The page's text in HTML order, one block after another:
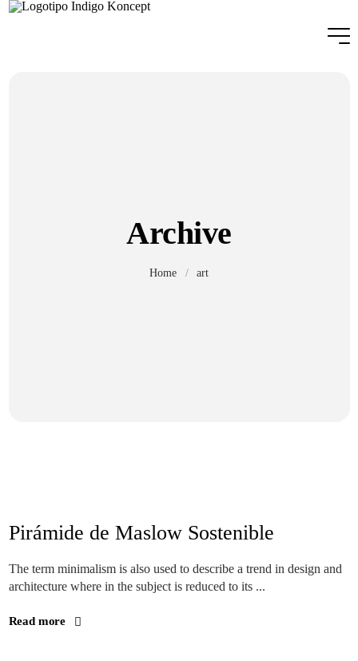
Archive
Home / art
Sustainability
Pirámide de Maslow Sostenible
The term minimalism is also used to describe a trend in design and
architecture where in the subject is reduced to its ...
Read more